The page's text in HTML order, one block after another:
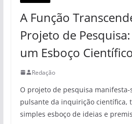
A Função
Projeto de
um Esboço
Redação
O projeto de pesquisa manifesta-
pulsante da inquirição científica,
simples esboço de ideias e